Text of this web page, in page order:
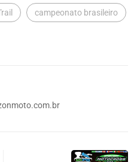
campeonato brasileiro